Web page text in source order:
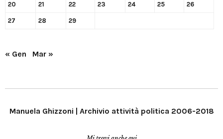
20 21 22 23 24 25 26
27 28 29
« Gen Mar »
Manuela Ghizzoni | Archivio attività politica 2006-2018